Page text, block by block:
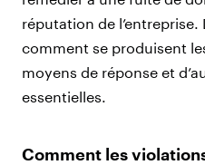
réputation de
comment se produisent
moyens de réponse et
essentielles.
Comment les